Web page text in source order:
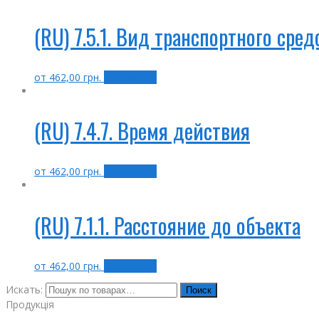
(RU) 7.5.1. Вид транспортного
от 462,00 грн.
(RU) 7.4.7. Время действия
от 462,00 грн.
(RU) 7.1.1. Расстояние до объекта
от 462,00 грн.
Искать:
Поиск
Продукція